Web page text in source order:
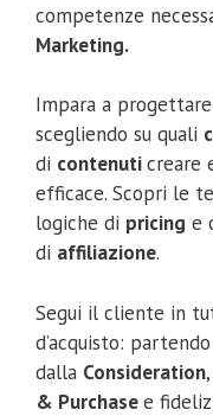
competenze
Marketing.
Impara a
scegliendo su quali
di contenuticreare
efficace. Scopri le
logiche di pricing e
di affiliazione.
Segui il cliente in
d’acquisto: partendo
dalla Consideration
& Purchasee